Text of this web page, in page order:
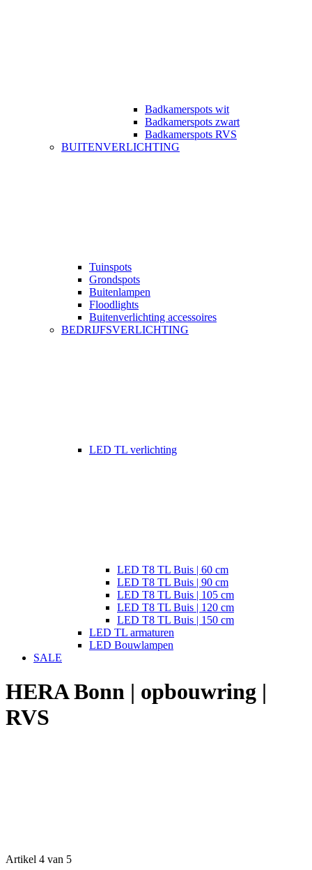
Badkamerspots wit
Badkamerspots zwart
Badkamerspots RVS
BUITENVERLICHTING
Tuinspots
Grondspots
Buitenlampen
Floodlights
Buitenverlichting accessoires
BEDRIJFSVERLICHTING
LED TL verlichting
LED T8 TL Buis | 60 cm
LED T8 TL Buis | 90 cm
LED T8 TL Buis | 105 cm
LED T8 TL Buis | 120 cm
LED T8 TL Buis | 150 cm
LED TL armaturen
LED Bouwlampen
SALE
HERA Bonn | opbouwring |
RVS
Artikel 4 van 5